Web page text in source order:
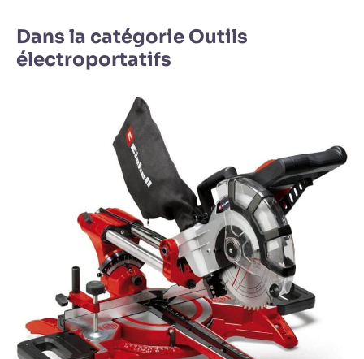
Dans la catégorie Outils
électroportatifs